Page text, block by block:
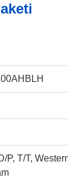
P, T/T,